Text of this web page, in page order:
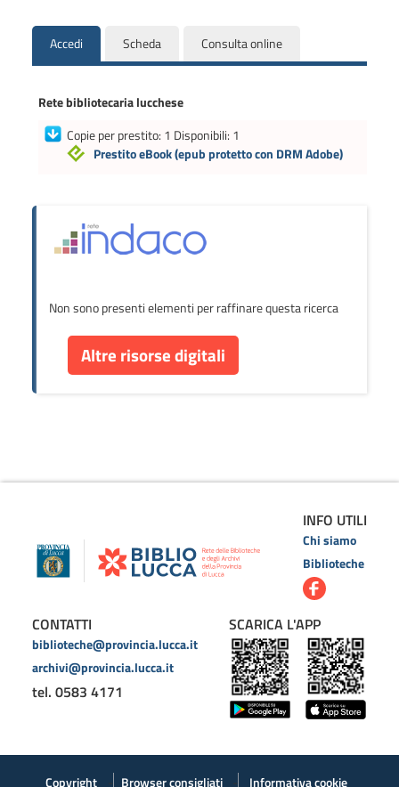
Accedi Scheda Consulta online
Rete bibliotecaria lucchese
Copie per prestito: 1 Disponibili: 1
Prestito eBook(epub protetto con DRM Adobe)
Non sono presenti elementi per raffinare questa ricerca
Altre risorse digitali
INFO UTILI
Chi siamo
Biblioteche
CONTATTI
biblioteche@provincia.lucca.it
archivi@provincia.lucca.it
tel. 0583 4171
SCARICA L'APP
Copyright Browser consigliati Informativa cookie